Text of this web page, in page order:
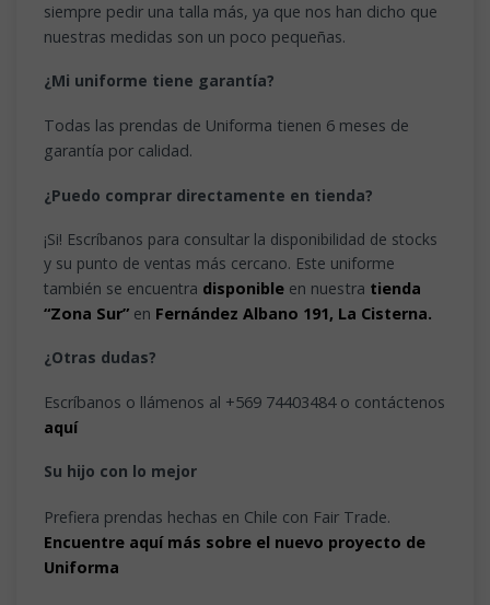
siempre pedir una talla más, ya que nos han dicho que
nuestras medidas son un poco pequeñas.
¿Mi uniforme tiene garantía?
Todas las prendas de Uniforma tienen 6 meses de
garantía por calidad.
¿Puedo comprar directamente en tienda?
¡Si! Escríbanos para consultar la disponibilidad de stocks
y su punto de ventas más cercano. Este uniforme
también se encuentra disponible en nuestra tienda
“Zona Sur” en Fernández Albano 191, La Cisterna.
¿Otras dudas?
Escríbanos o llámenos al +569 74403484 o contáctenos
aquí
Su hijo con lo mejor
Prefiera prendas hechas en Chile con Fair Trade.
Encuentre aquí más sobre el nuevo proyecto de
Uniforma